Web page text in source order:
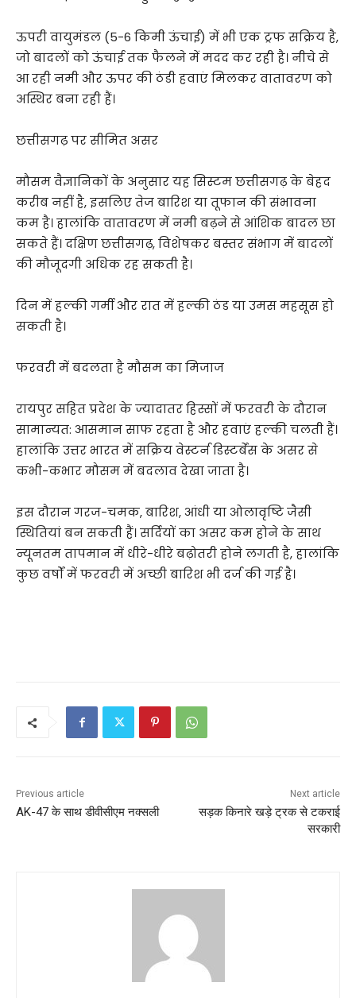
ऊपरी वायुमंडल (5-6 किमी ऊंचाई) में भी एक ट्रफ सक्रिय है,
जो बादलों को ऊंचाई तक फैलने में मदद कर रही है। नीचे से
आ रही नमी और ऊपर की ठंडी हवाएं मिलकर वातावरण को
अस्थिर बना रही हैं।
छत्तीसगढ़ पर सीमित असर
मौसम वैज्ञानिकों के अनुसार यह सिस्टम छत्तीसगढ़ के बेहद
करीब नहीं है, इसलिए तेज बारिश या तूफान की संभावना
कम है। हालांकि वातावरण में नमी बढ़ने से आंशिक बादल छा
सकते हैं। दक्षिण छत्तीसगढ़, विशेषकर बस्तर संभाग में बादलों
की मौजूदगी अधिक रह सकती है।
दिन में हल्की गर्मी और रात में हल्की ठंड या उमस महसूस हो
सकती है।
फरवरी में बदलता है मौसम का मिजाज
रायपुर सहित प्रदेश के ज्यादातर हिस्सों में फरवरी के दौरान
सामान्यत: आसमान साफ रहता है और हवाएं हल्की चलती हैं।
हालांकि उत्तर भारत में सक्रिय वेस्टर्न डिस्टर्बेंस के असर से
कभी-कभार मौसम में बदलाव देखा जाता है।
इस दौरान गरज-चमक, बारिश, आंधी या ओलावृष्टि जैसी
स्थितियां बन सकती हैं। सर्दियों का असर कम होने के साथ
न्यूनतम तापमान में धीरे-धीरे बढ़ोतरी होने लगती है, हालांकि
कुछ वर्षों में फरवरी में अच्छी बारिश भी दर्ज की गई है।
Previous article
AK-47 के साथ डीवीसीएम नक्सली
Next article
सड़क किनारे खड़े ट्रक से टकराई
सरकारी